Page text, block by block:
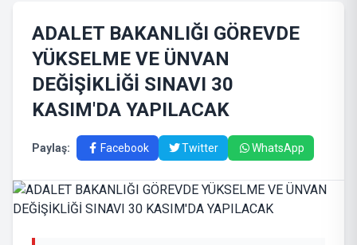
ADALET BAKANLIĞI GÖREVDE
YÜKSELME VE ÜNVAN
DEĞİŞİKLİĞİ SINAVI 30
KASIM'DA YAPILACAK
Paylaş: Facebook Twitter WhatsApp